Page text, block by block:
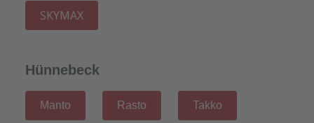
SKYMAX
Hünnebeck
Manto Rasto Takko